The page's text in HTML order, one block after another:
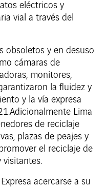
eléctricos y
vial a través del
obsoletos y en desuso
cámaras de
monitores,
la fluidez y
y la vía expresa
Lima
de reciclaje
plazas de peajes y
el reciclaje de
visitantes.
acercarse a su